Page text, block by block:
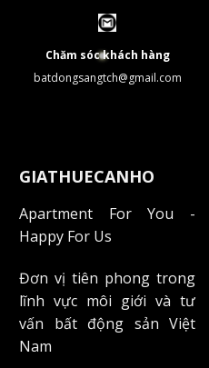
Chăm sóc khách hàng
batdongsangtch@gmail.com
GIATHUECANHO
Apartment For You -
Happy For Us
Đơn vị tiên phong trong
lĩnh vực môi giới và tư
vấn bất động sản Việt
Nam